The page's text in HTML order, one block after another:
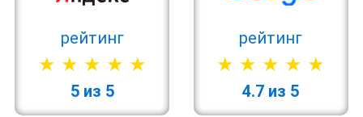
рейтинг
5 из 5
рейтинг
4.7 из 5